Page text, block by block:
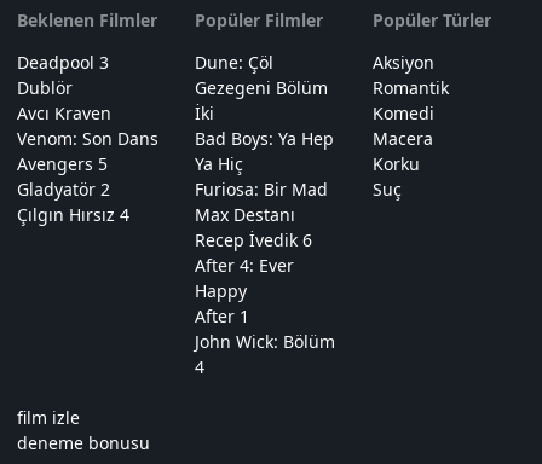
Beklenen Filmler
Deadpool 3
Dublör
Avcı Kraven
Venom: Son Dans
Avengers 5
Gladyatör 2
Çılgın Hırsız 4
Popüler Filmler
Dune: Çöl
Gezegeni Bölüm
İki
Bad Boys: Ya Hep
Ya Hiç
Furiosa: Bir Mad
Max Destanı
Recep İvedik 6
After 4: Ever
Happy
After 1
John Wick: Bölüm
4
Popüler Türler
Aksiyon
Romantik
Komedi
Macera
Korku
Suç
film izle
deneme bonusu